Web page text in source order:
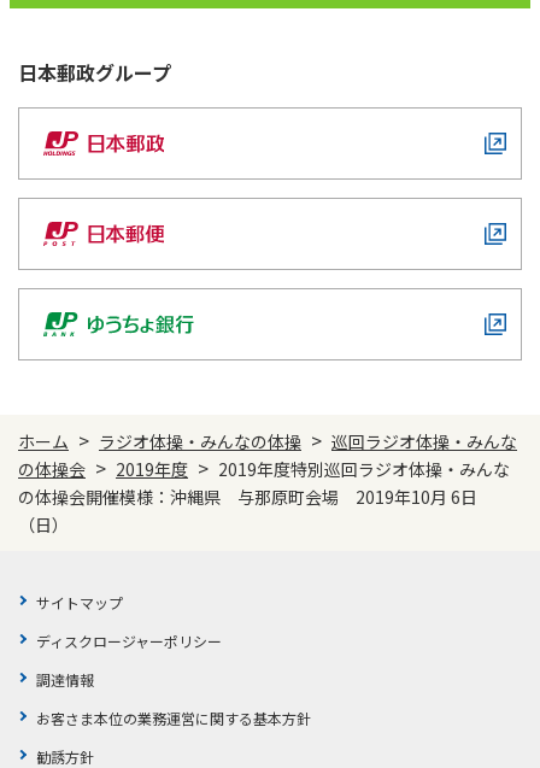
日本郵政グループ
ホーム > ラジオ体操・みんなの体操 > 巡回ラジオ体操・みんな
の体操会 > 2019年度 > 2019年度特別巡回ラジオ体操・みんな
の体操会開催模様：沖縄県 与那原町会場 2019年10月 6日
（日）
サイトマップ
ディスクロージャーポリシー
調達情報
お客さま本位の業務運営に関する基本方針
勧誘方針